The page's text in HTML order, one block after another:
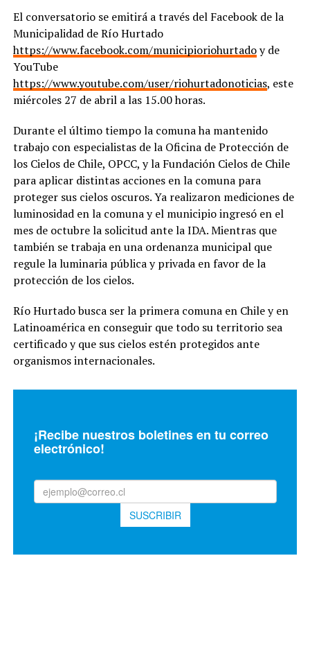
El conversatorio se emitirá a través del Facebook de la
Municipalidad de Río Hurtado
https://www.facebook.com/municipioriohurtadoy de
YouTube
https://www.youtube.com/user/riohurtadonoticias, este
miércoles 27 de abril a las 15.00 horas.
Durante el último tiempo la comuna ha mantenido
trabajo con especialistas de la Oficina de Protección de
los Cielos de Chile, OPCC, y la Fundación Cielos de Chile
para aplicar distintas acciones en la comuna para
proteger sus cielos oscuros. Ya realizaron mediciones de
luminosidad en la comuna y el municipio ingresó en el
mes de octubre la solicitud ante la IDA. Mientras que
también se trabaja en una ordenanza municipal que
regule la luminaria pública y privada en favor de la
protección de los cielos.
Río Hurtado busca ser la primera comuna en Chile y en
Latinoamérica en conseguir que todo su territorio sea
certificado y que sus cielos estén protegidos ante
organismos internacionales.